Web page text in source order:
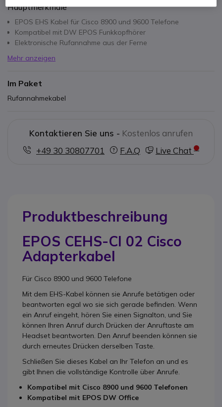
Hauptmerkmale
EPOS EHS Kabel für Cisco 8900 und 9600 Telefone
Kompatibel mit DW EPOS Funkkopfhörer
Elektronische Rufannahme aus der Ferne
Mehr anzeigen
Im Paket
Rufannahmekabel
Kontaktieren Sie uns - Kostenlos anrufen
+49 30 30807701
F.A.Q Live Chat
Produktbeschreibung
EPOS CEHS-CI 02 Cisco
Adapterkabel
Für Cisco 8900 und 9600 Telefone
Mit dem EHS-Kabel können sie Anrufe betätigen oder
beantworten egal wo sie sich gerade befinden. Wenn
ein Anruf eingeht, hören Sie einen Signalton, und Sie
können Ihren Anruf durch Drücken der Anruftaste am
Headset beantworten. Den Anruf beenden können sie
durch erneutes Drücken derselben Taste.
Schließen Sie dieses Kabel an Ihr Telefon an und es
gibt Ihnen die vollständige Kontrolle über Anrufe.
Kompatibel mit Cisco 8900 und 9600 Telefonen
Kompatibel mit EPOS DW Office